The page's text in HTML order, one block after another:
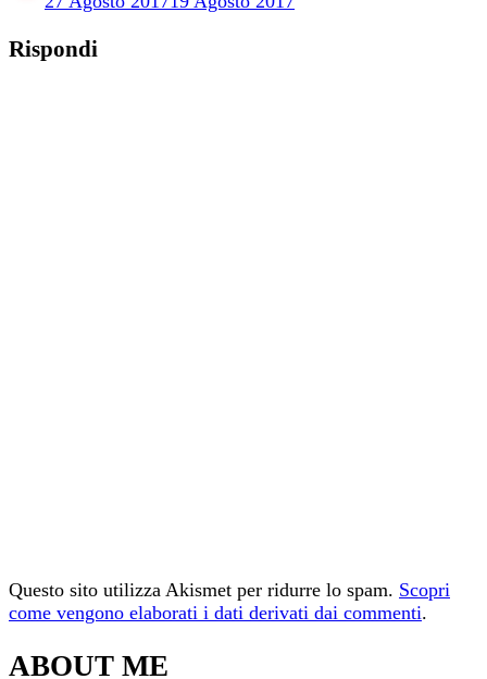
Rispondi
Questo sito utilizza Akismet per ridurre lo spam. Scopri
come vengono elaborati i dati derivati dai commenti.
ABOUT ME